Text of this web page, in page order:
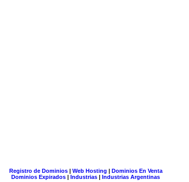
Registro de Dominios| Web Hosting | Dominios En Venta
Dominios Expirados | Industrias | Industrias Argentinas